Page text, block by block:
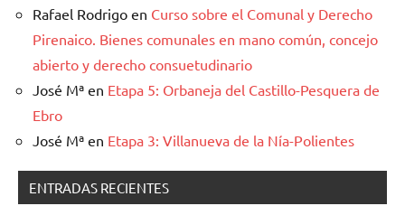
Rafael Rodrigo en Curso sobre el Comunal y Derecho
Pirenaico. Bienes comunales en mano común, concejo
abierto y derecho consuetudinario
José Mª en Etapa 5: Orbaneja del Castillo-Pesquera de
Ebro
José Mª en Etapa 3: Villanueva de la Nía-Polientes
ENTRADAS RECIENTES